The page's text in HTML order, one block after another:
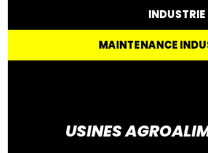
INDUSTRIE
MAINTENANCE
USINES